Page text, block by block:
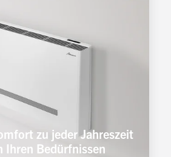
zu jeder Jahreszeit
Ihren Bedürfnissen